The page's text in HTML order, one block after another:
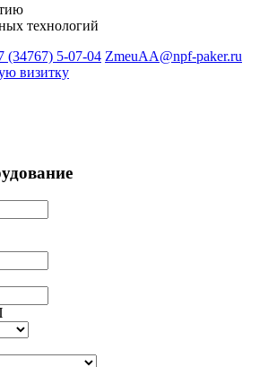
технологий
(34767) 5-07-04 ZmeuAA@npf-paker.ru
визитку